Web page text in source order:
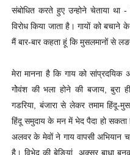
संबोधित करते हुए उन्होने चेताया
विरोध किया जाता है। गायों को
मैं बार-बार कहता हूं कि मुसलमानों से
मेरा मानना है कि गाय को सांप्रदयिक
गोेवंश की भला होने की बजाय, बुरा
गडरिया, बंजारा से लेकर तमाम हिंदू-
हिंदू समुदाय के मन में भेद पैदा हो सकता
अलवर के मेवों ने गाय वापसी अभियान
है। विभेद की बेङियां, अक्सर बाधा